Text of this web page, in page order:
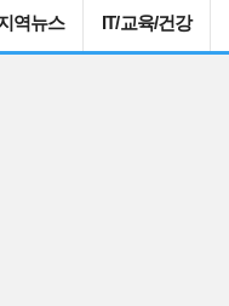
역뉴스 IT/교육/건강